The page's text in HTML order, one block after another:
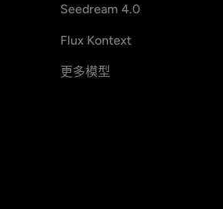
Seedream 4.0
Flux Kontext
更多模型